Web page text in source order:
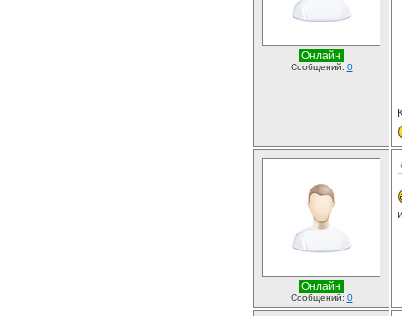
Онлайн
Сообщений: 0
Онлайн
Сообщений: 0